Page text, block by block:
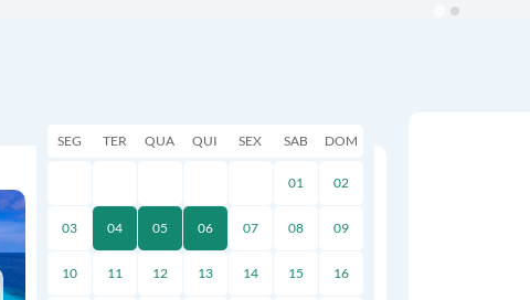
SEG TER QUA QUI SEX SAB DOM
01 02
03 04 05 06 07 08 09
10 11 12 13 14 15 16